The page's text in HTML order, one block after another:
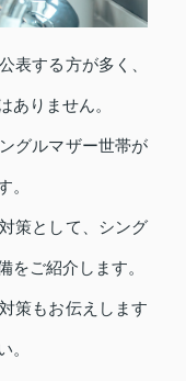
表する方が多く、
ありません。
グルマザー世帯が
。
策として、シング
をご紹介します。
策もお伝えします
。